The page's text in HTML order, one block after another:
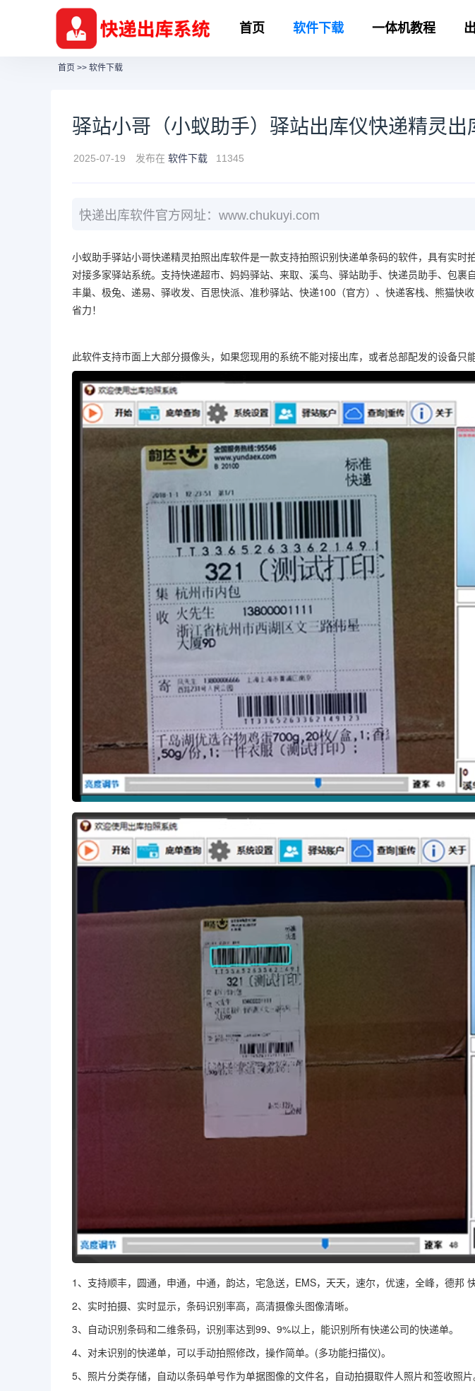
首页 软件下载 一体机教程
首页 >> 软件下载
驿站小哥（小蚁助手）驿站出库仪快递精灵出
2025-07-19 发布在 软件下载 11345
快递出库软件官方网址：www.chukuyi.com
小蚁助手驿站小哥快递精灵拍照出库软件是一款支持拍照识别快递单条码的软件，具有实
对接多家驿站系统。支持快递超市、妈妈驿站、来取、溪鸟、驿站助手、快递员助手、包
丰巢、极兔、递易、驿收发、百思快派、准秒驿站、快递100（官方）、快递客栈、熊猫
省力！
此软件支持市面上大部分摄像头，如果您现用的系统不能对接出库，或者总部配发的设备
1、支持顺丰，圆通，申通，中通，韵达，宅急送，EMS，天天，速尔，优速，全峰，德邦 快
2、实时拍摄、实时显示，条码识别率高，高清摄像头图像清晰。
3、自动识别条码和二维条码，识别率达到99、9%以上，能识别所有快递公司的快递单。
4、对未识别的快递单，可以手动拍照修改，操作简单。(多功能扫描仪)。
5、照片分类存储，自动以条码单号作为单据图像的文件名，自动拍摄取件人照片和签收照片